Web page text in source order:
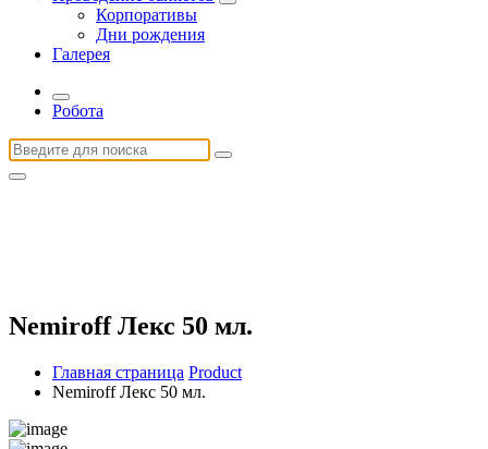
Корпоративы
Дни рождения
Галерея
Робота
Найти:
Nemiroff Лекс 50 мл.
Главная страница Product
Nemiroff Лекс 50 мл.